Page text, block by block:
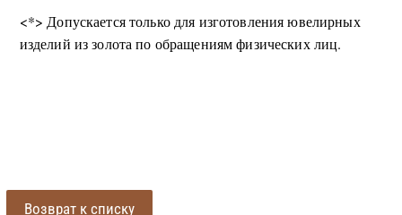
<*> Допускается только для изготовления ювелирных
изделий из золота по обращениям физических лиц.
Возврат к списку